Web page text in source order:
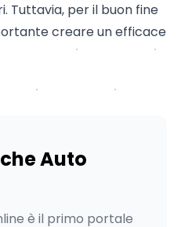
Tuttavia, per il buon fine
creare un efficace
Auto
è il primo portale